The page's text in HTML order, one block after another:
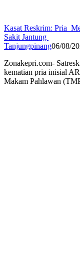
Kasat Reskrim: Pria
Sakit Jantung
Tanjungpinang06/08/
Zonakepri.com-
kematian pria inisial
Makam Pahlawan